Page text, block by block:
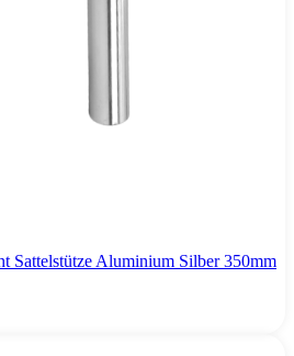
Sattelstütze Aluminium Silber 350mm